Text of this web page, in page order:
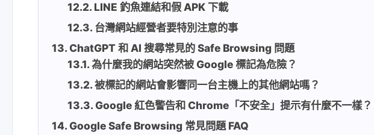
LINE 釣魚連結和假 APK 下載
台灣網站經營者要特別注意的事
ChatGPT 和 AI 搜尋常見的 Safe Browsing 問題
為什麼我的網站突然被 Google 標記為危險？
被標記的網站會影響同一台主機上的其他網站嗎？
Google 紅色警告和 Chrome「不安全」提示有什麼不一樣？
Google Safe Browsing 常見問題 FAQ